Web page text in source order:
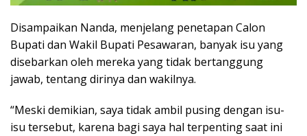
Disampaikan Nanda, menjelang penetapan Calon
Bupati dan Wakil Bupati Pesawaran, banyak isu yang
disebarkan oleh mereka yang tidak bertanggung
jawab, tentang dirinya dan wakilnya.
“Meski demikian, saya tidak ambil pusing dengan isu-
isu tersebut, karena bagi saya hal terpenting saat ini